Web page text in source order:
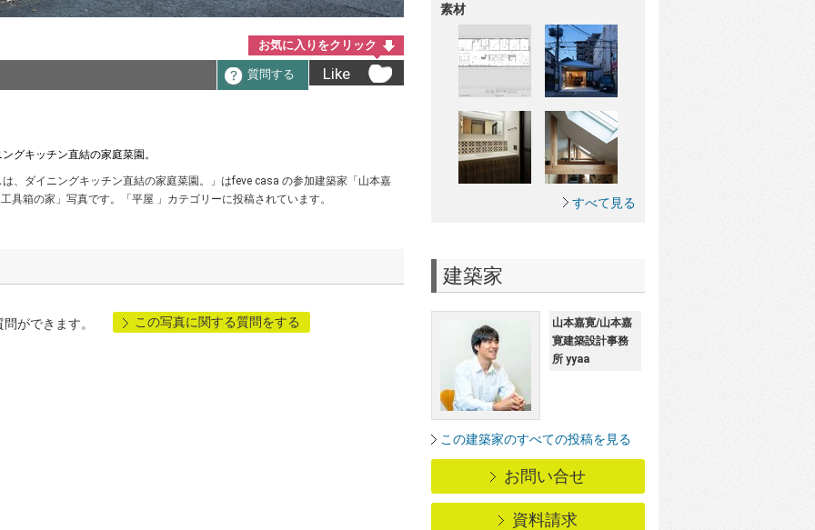
お気に入りをクリック
質問する Like
グキッチン直結の家庭菜園。
、ダイニングキッチン直結の家庭菜園。」はfeve casa の参加建築家「山本嘉
具箱の家」写真です。「平屋 」カテゴリーに投稿されています。
ができます。 この写真に関する質問をする
素材
すべて見る
建築家
山本嘉寛/山本嘉
寛建築設計事務
所 yyaa
この建築家のすべての投稿を見る
お問い合せ
資料請求